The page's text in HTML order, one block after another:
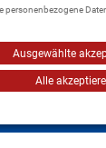
personenbezogene
Ausgewählte
Alle